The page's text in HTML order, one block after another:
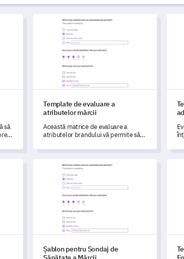
a brandului
să
Template de evaluare a atributelor mărcii
Template de evaluare a
atributelor mărcii
Această matrice de evaluare a
atributelor brandului vă permite să
experiențele publicului dvs. cu
experiența de brand
Șablon pentru Sondaj de Sănătate a Mărcii
Șablon pentru Sondaj de